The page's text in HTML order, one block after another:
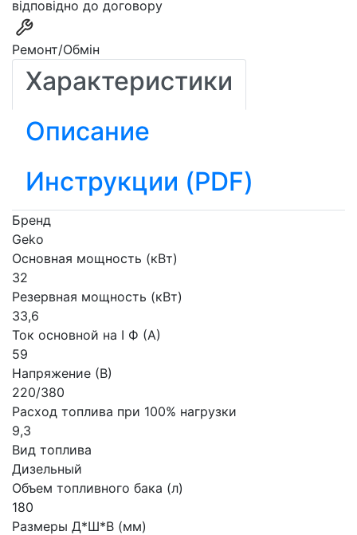
відповідно до договору
Ремонт/Обмін
Характеристики
Описание
Инструкции (PDF)
Бренд
Geko
Основная мощность (кВт)
32
Резервная мощность (кВт)
33,6
Ток основной на I Ф (А)
59
Напряжение (В)
220/380
Расход топлива при 100% нагрузки
9,3
Вид топлива
Дизельный
Объем топливного бака (л)
180
Размеры Д*Ш*В (мм)